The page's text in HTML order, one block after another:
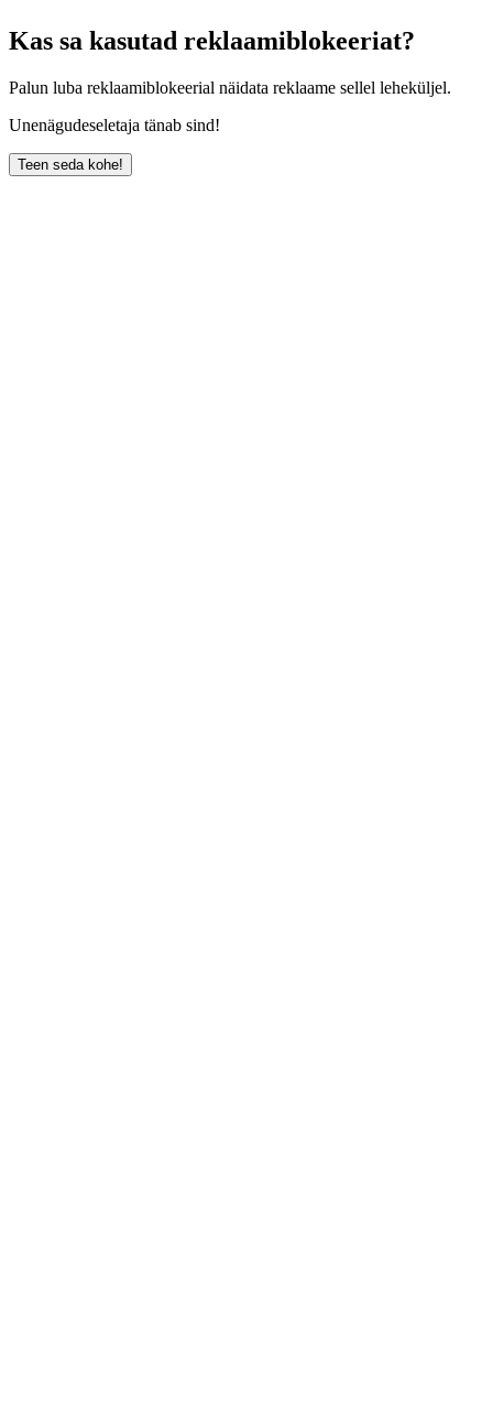
Kas sa kasutad reklaamiblokeeriat?
Palun luba reklaamiblokeerial näidata reklaame sellel leheküljel.
Unenägudeseletaja tänab sind!
Teen seda kohe!